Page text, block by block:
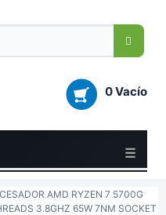
0 Vacío
AMD RYZEN 7 5700G
3.8GHZ 65W 7NM SOCKET